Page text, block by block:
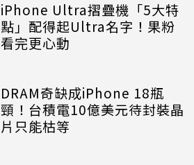
iPhone Ultra摺疊機「5大特
點」配得起Ultra名字！果粉
看完更心動
DRAM奇缺成iPhone 18瓶
頸！台積電10億美元待封裝晶
片只能枯等